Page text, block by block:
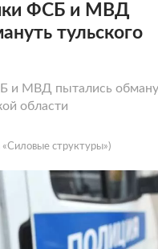
ФСБ и МВД
тульского
и МВД пытались
области
структуры»)